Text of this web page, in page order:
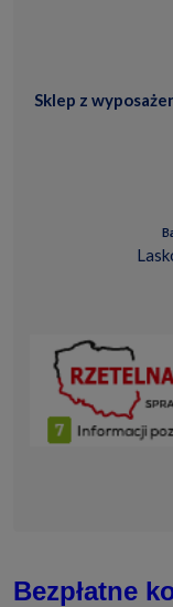
Sklep z
Bezpłatne